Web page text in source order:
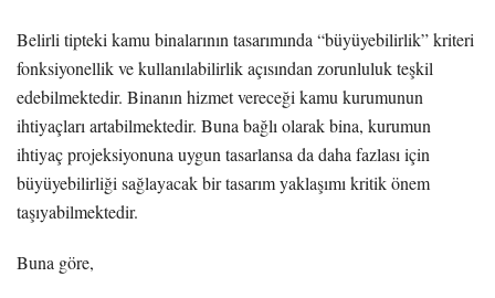
Belirli tipteki kamu binalarının tasarımında “büyüyebilirlik” kriteri
fonksiyonellik ve kullanılabilirlik açısından zorunluluk teşkil
edebilmektedir. Binanın hizmet vereceği kamu kurumunun
ihtiyaçları artabilmektedir. Buna bağlı olarak bina, kurumun
ihtiyaç projeksiyonuna uygun tasarlansa da daha fazlası için
büyüyebilirliği sağlayacak bir tasarım yaklaşımı kritik önem
taşıyabilmektedir.
Buna göre,